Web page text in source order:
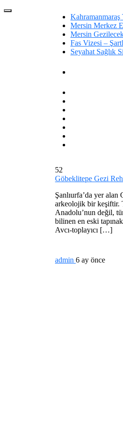
Mersin Merkez
Mersin
Fas Vizesi –
Seyahat Sağlık
52
Göbeklitepe Gezi
Şanlıurfa’da yer
arkeolojik bir keşiftir.
Anadolu’nun değil,
bilinen en eski
Avcı-toplayıcı […]
admin 6 ay önce